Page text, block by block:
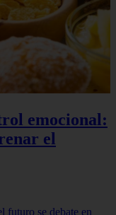
emocional:
el